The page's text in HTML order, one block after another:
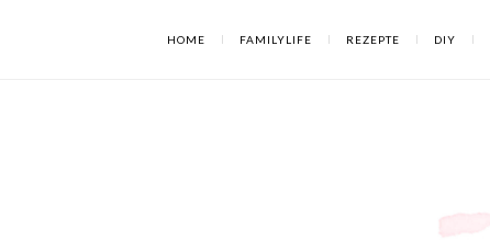
HOME FAMILYLIFE REZEPTE DIY